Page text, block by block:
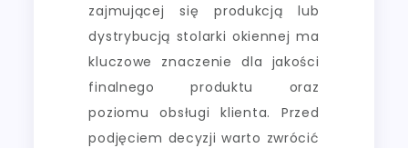
zajmującej się produkcją lub
dystrybucją stolarki okiennej ma
kluczowe znaczenie dla jakości
finalnego produktu oraz
poziomu obsługi klienta. Przed
podjęciem decyzji warto zwrócić